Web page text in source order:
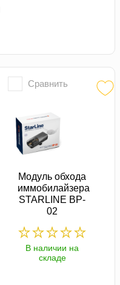
Сравнить
Модуль обхода
иммобилайзера
STARLINE BP-
02
В наличии на
складе